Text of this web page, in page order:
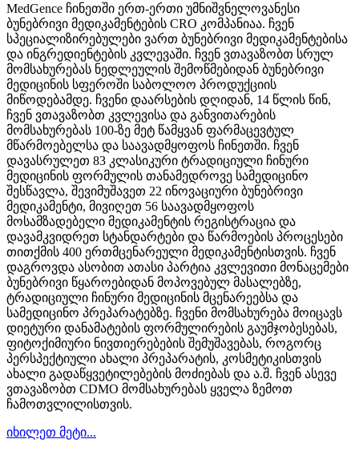
MedGence ჩინეთში ერთ-ერთი უმნიშვნელოვანესი
ბუნებრივი მედიკამენტების CRO კომპანიაა. ჩვენ
სპეციალიზირებულები ვართ ბუნებრივი მედიკამენტებისა
და ინგრედიენტების კვლევაში. ჩვენ ვთავაზობთ სრულ
მომსახურებას ნედლეულის შემოწმებიდან ბუნებრივი
მედიცინის სფეროში საბოლოო პროდუქციის
მიწოდებამდე. ჩვენი დაარსების დღიდან, 14 წლის წინ,
ჩვენ ვთავაზობთ კვლევისა და განვითარების
მომსახურებას 100-ზე მეტ წამყვან ფარმაცევტულ
მწარმოებელსა და საავადმყოფოს ჩინეთში. ჩვენ
დავასრულეთ 83 კლასიკური ტრადიციული ჩინური
მედიცინის ფორმულის თანამედროვე სამედიცინო
შესწავლა, შევიმუშავეთ 22 ინოვაციური ბუნებრივი
მედიკამენტი, მივიღეთ 56 საავადმყოფოს
მოსამზადებელი მედიკამენტის რეგისტრაცია და
დავამკვიდრეთ სტანდარტები და წარმოების პროცესები
თითქმის 400 ერთმცენარეული მედიკამენტისთვის. ჩვენ
დაგროვდა ასობით ათასი პარტია კვლევითი მონაცემები
ბუნებრივი წყაროებიდან მოპოვებულ მასალებზე,
ტრადიციული ჩინური მედიცინის მცენარეებსა და
სამედიცინო პრეპარატებზე. ჩვენი მომსახურება მოიცავს
დიეტური დანამატების ფორმულირების გაუმჯობესებას,
ფიტოქიმიური ნივთიერებების შემუშავებას, როგორც
პერსპექტიული ახალი პრეპარატის, კოსმეტიკისთვის
ახალი გადაწყვეტილებების მოძიებას და ა.შ. ჩვენ ასევე
ვთავაზობთ CDMO მომსახურებას ყველა ზემოთ
ჩამოთვლილისთვის.
იხილეთ მეტი...